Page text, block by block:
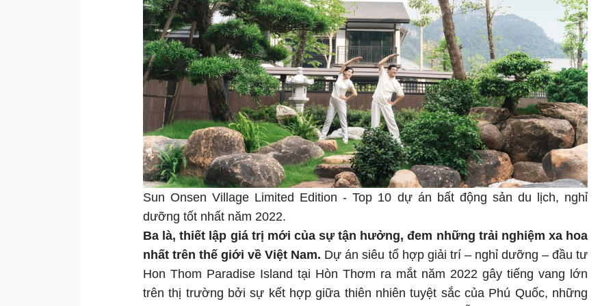
Sun Onsen Village Limited Edition - Top 10 dự án bất động sản du lịch, nghỉ
dưỡng tốt nhất năm 2022.
Ba là, thiết lập giá trị mới của sự tận hưởng, đem những trải nghiệm xa hoa
nhất trên thế giới về Việt Nam. Dự án siêu tổ hợp giải trí – nghỉ dưỡng – đầu tư
Hon Thom Paradise Island tại Hòn Thơm ra mắt năm 2022 gây tiếng vang lớn
trên thị trường bởi sự kết hợp giữa thiên nhiên tuyệt sắc của Phú Quốc, những